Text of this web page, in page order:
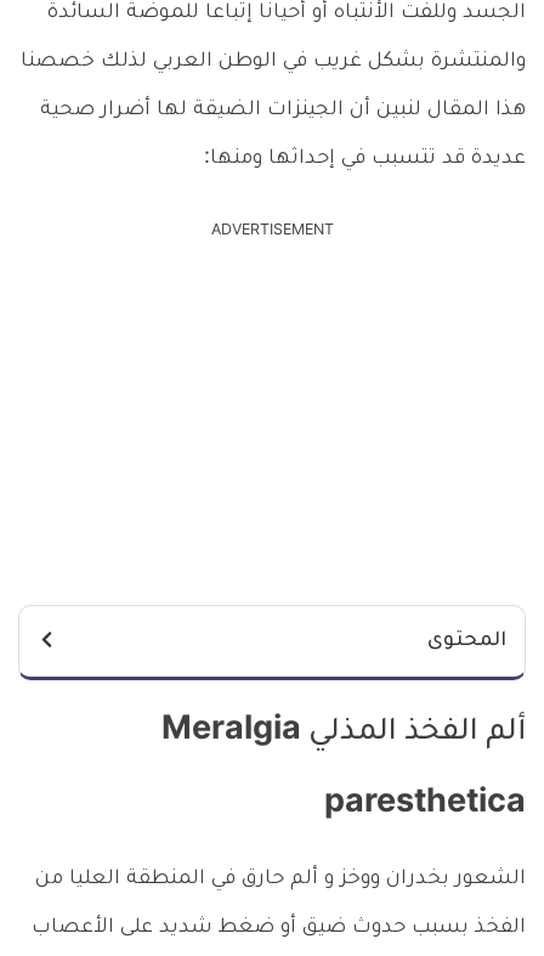
الجسد وللفت الأنتباه أو أحيانا إتباعا للموضة السائدة
والمنتشرة بشكل غريب في الوطن العربي لذلك خصصنا
هذا المقال لنبين أن الجينزات الضيقة لها أضرار صحية
عديدة قد تتسبب في إحداثها ومنها:
ADVERTISEMENT
المحتوى
ألم الفخذ المذلي Meralgia
paresthetica
الشعور بخدران ووخز و ألم حارق في المنطقة العليا من
الفخذ بسبب حدوث ضيق أو ضغط شديد على الأعصاب